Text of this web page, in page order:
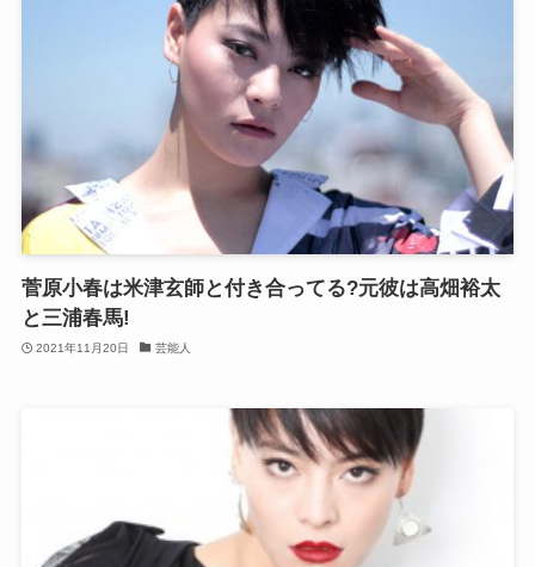
菅原小春は米津玄師と付き合ってる?元彼は高畑裕太
と三浦春馬!
2021年11月20日 芸能人